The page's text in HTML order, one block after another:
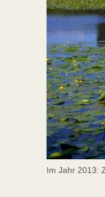
Im Jahr 2013: